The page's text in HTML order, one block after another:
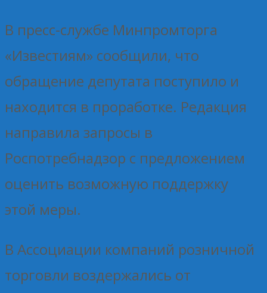
В пресс-службе Минпромторга
«Известиям» сообщили, что
обращение депутата поступило и
находится в проработке. Редакция
направила запросы в
Роспотребнадзор с предложением
оценить возможную поддержку
этой меры.
В Ассоциации компаний розничной
торговли воздержались от